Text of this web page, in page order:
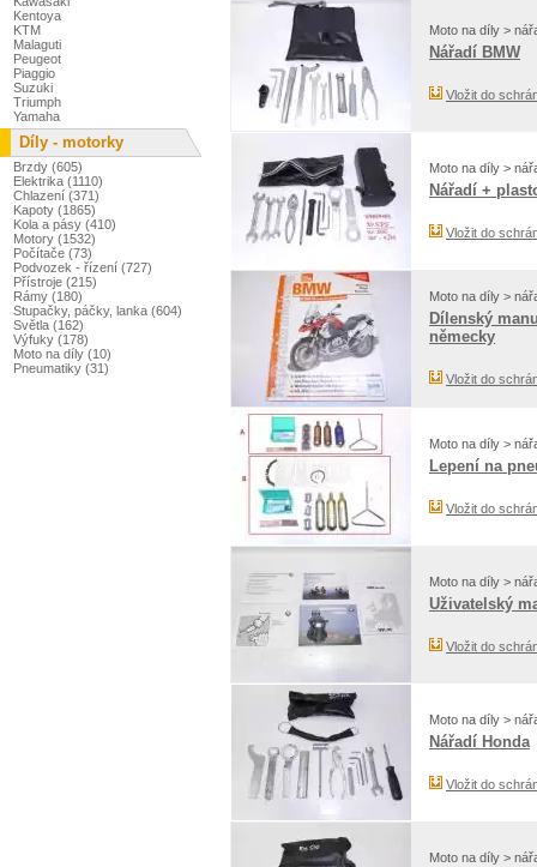
Moto na díly >
Nářadí BMW
Vložit do
Moto na díly >
Nářadí +
Vložit do
Moto na díly >
Dílenský
německy
Vložit do
Moto na díly >
Lepení na
Vložit do
Moto na díly >
Uživatelský
Vložit do
Moto na díly >
Nářadí Honda
Vložit do
Moto na díly >
Kentoya
KTM
Malaguti
Peugeot
Piaggio
Suzuki
Triumph
Yamaha
Díly - motorky
Brzdy (605)
Elektrika (1110)
Chlazení (371)
Kapoty (1865)
Kola a pásy (410)
Motory (1532)
Počítače (73)
Podvozek - řízení (727)
Přístroje (215)
Rámy (180)
Stupačky, páčky, lanka (604)
Světla (162)
Výfuky (178)
Moto na díly (10)
Pneumatiky (31)